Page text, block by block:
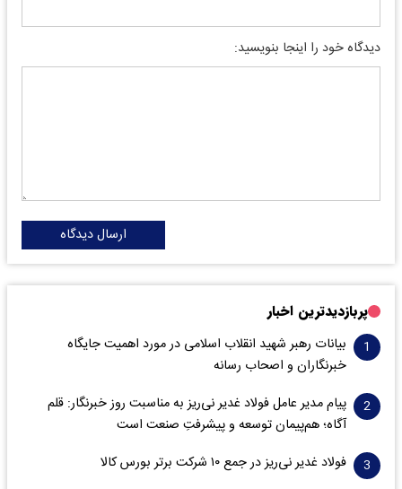
دیدگاه خود را اینجا بنویسید:
ارسال دیدگاه
پربازدیدترین اخبار
بیانات رهبر شهید انقلاب اسلامی در مورد اهمیت جایگاه
خبرنگاران و اصحاب رسانه
پیام مدیر عامل فولاد غدیر نی‌ریز به مناسبت روز خبرنگار: قلم
آگاه؛ هم‌پیمان توسعه و پیشرفتِ صنعت است
فولاد غدیر نی‌ریز در جمع ۱۰ شرکت برتر بورس کالا